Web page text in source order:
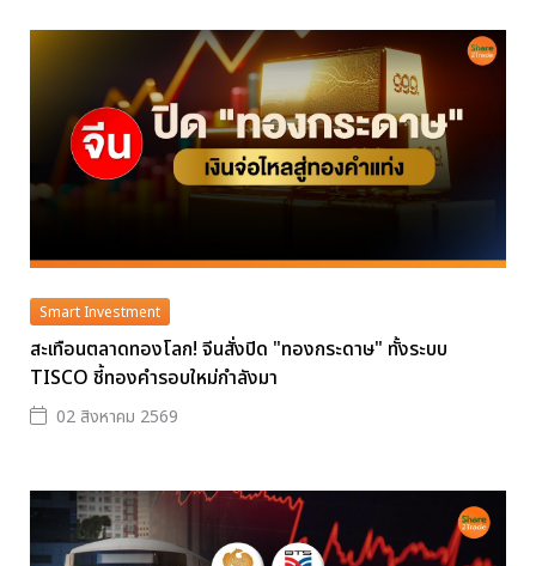
Smart Investment
สะเทือนตลาดทองโลก! จีนสั่งปิด "ทองกระดาษ" ทั้งระบบ
TISCO ชี้ทองคำรอบใหม่กำลังมา
02 สิงหาคม 2569